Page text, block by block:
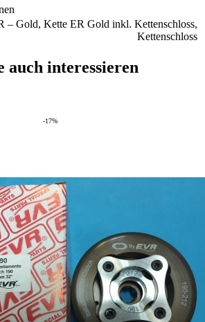
– Gold, Kette ER Gold inkl. Kettenschloss,
Kettenschloss
auch interessieren
-17%